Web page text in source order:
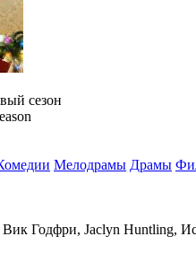
сезон
Мелодрамы Драмы
Годфри, Jaclyn Huntling,